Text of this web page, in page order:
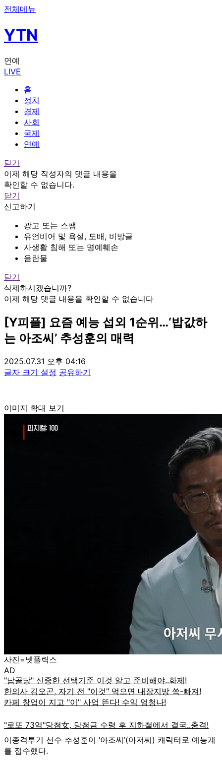
전체메뉴
YTN
연예
LIVE
홈
정치
경제
사회
국제
연예
닫기
이제 해당 작성자의 댓글 내용을
확인할 수 없습니다.
닫기
신고하기
광고 또는 스팸
유언비어 및 욕설, 도배, 비방글
사생활 침해 또는 명예훼손
음란물
닫기
삭제하시겠습니까?
이제 해당 댓글 내용을 확인할 수 없습니다
[Y피플] 요즘 예능 섭외 1순위…‘밥값하
는 아조씨’ 추성훈의 매력
2025.07.31 오후 04:16
글자 크기 설정 공유하기
이미지 확대 보기
사진=넷플릭스
AD
이종격투기 선수 추성훈이 ‘아조씨’(아저씨) 캐릭터로 예능계
를 접수했다.